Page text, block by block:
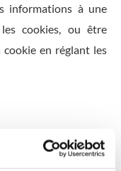
informations à une
cookies, ou être
en réglant les
sites. L'accès à